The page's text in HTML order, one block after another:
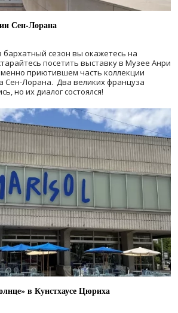
Сен-Лорана
бархатный сезон вы окажетесь на
посетить выставку в Музее Анри
приютившем часть коллекции
Сен-Лорана. Два великих француза
но их диалог состоялся!
в Кунстхаусе Цюриха